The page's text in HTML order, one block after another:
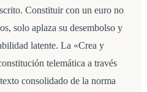
Constituir con un euro no
solo aplaza su desembolso y
latente. La «Crea y
telemática a través
consolidado de la norma